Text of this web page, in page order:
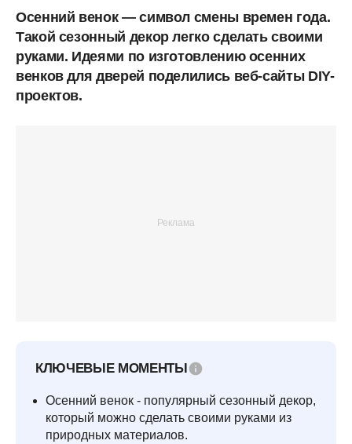
Осенний венок — символ смены времен года.
Такой сезонный декор легко сделать своими
руками. Идеями по изготовлению осенних
венков для дверей поделились веб-сайты DIY-
проектов.
КЛЮЧЕВЫЕ МОМЕНТЫ
Осенний венок - популярный сезонный декор,
который можно сделать своими руками из
природных материалов.